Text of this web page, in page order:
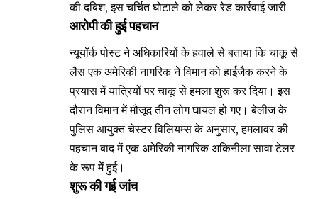
की दबिश, इस चर्चित घोटाले को लेकर रेड कार्रवाई जारी
आरोपी की हुई पहचान
न्यूयॉर्क पोस्ट ने अधिकारियों के हवाले से बताया कि चाकू से
लैस एक अमेरिकी नागरिक ने विमान को हाईजैक करने के
प्रयास में यात्रियों पर चाकू से हमला शुरू कर दिया। इस
दौरान विमान में मौजूद तीन लोग घायल हो गए। बेलीज के
पुलिस आयुक्त चेस्टर विलियम्स के अनुसार, हमलावर की
पहचान बाद में एक अमेरिकी नागरिक अकिनीला सावा टेलर
के रूप में हुई।
शुरू की गई जांच